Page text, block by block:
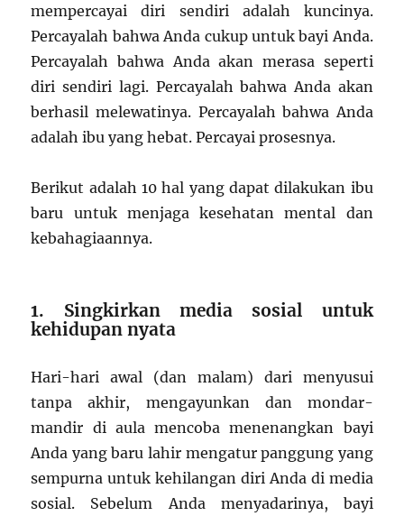
mempercayai diri sendiri adalah kuncinya.
Percayalah bahwa Anda cukup untuk bayi Anda.
Percayalah bahwa Anda akan merasa seperti
diri sendiri lagi. Percayalah bahwa Anda akan
berhasil melewatinya. Percayalah bahwa Anda
adalah ibu yang hebat. Percayai prosesnya.
Berikut adalah 10 hal yang dapat dilakukan ibu
baru untuk menjaga kesehatan mental dan
kebahagiaannya.
1. Singkirkan media sosial untuk
kehidupan nyata
Hari-hari awal (dan malam) dari menyusui
tanpa akhir, mengayunkan dan mondar-
mandir di aula mencoba menenangkan bayi
Anda yang baru lahir mengatur panggung yang
sempurna untuk kehilangan diri Anda di media
sosial. Sebelum Anda menyadarinya, bayi